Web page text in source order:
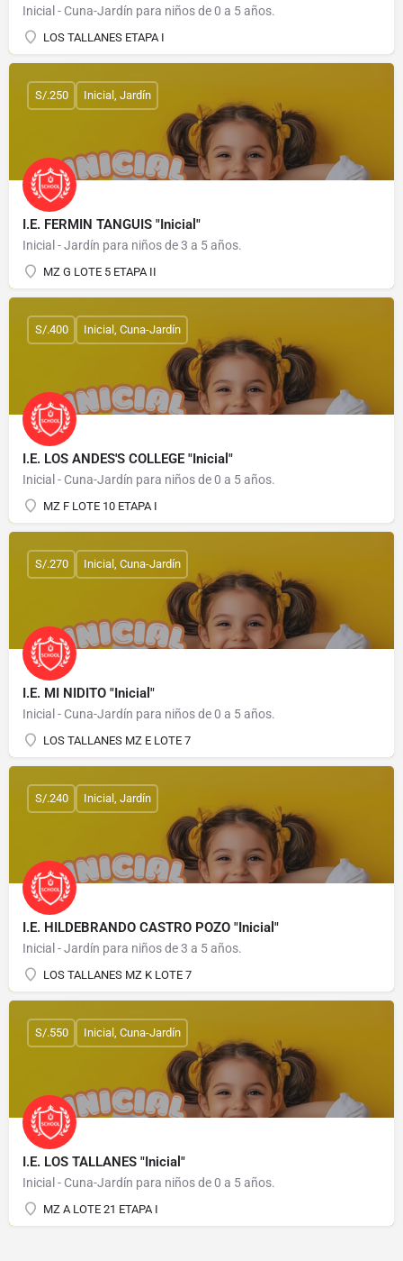
Inicial - Cuna-Jardín para niños de 0 a 5 años.
LOS TALLANES ETAPA I
I.E. FERMIN TANGUIS "Inicial"
Inicial - Jardín para niños de 3 a 5 años.
MZ G LOTE 5 ETAPA II
S/.250 Inicial, Jardín
I.E. LOS ANDES'S COLLEGE "Inicial"
Inicial - Cuna-Jardín para niños de 0 a 5 años.
MZ F LOTE 10 ETAPA I
S/.400 Inicial, Cuna-Jardín
I.E. MI NIDITO "Inicial"
Inicial - Cuna-Jardín para niños de 0 a 5 años.
LOS TALLANES MZ E LOTE 7
S/.270 Inicial, Cuna-Jardín
I.E. HILDEBRANDO CASTRO POZO "Inicial"
Inicial - Jardín para niños de 3 a 5 años.
LOS TALLANES MZ K LOTE 7
S/.240 Inicial, Jardín
I.E. LOS TALLANES "Inicial"
Inicial - Cuna-Jardín para niños de 0 a 5 años.
MZ A LOTE 21 ETAPA I
S/.550 Inicial, Cuna-Jardín